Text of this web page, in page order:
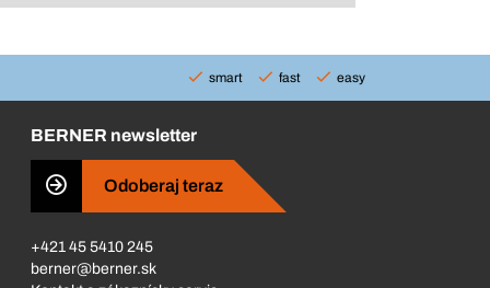
smart fast easy
BERNER newsletter
Odoberaj teraz
+421 45 5410 245
berner@berner.sk